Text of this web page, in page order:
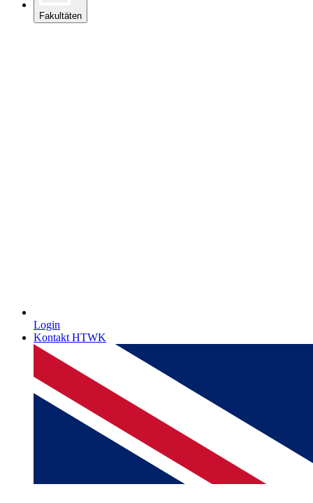
Fakultäten
Login
Kontakt HTWK